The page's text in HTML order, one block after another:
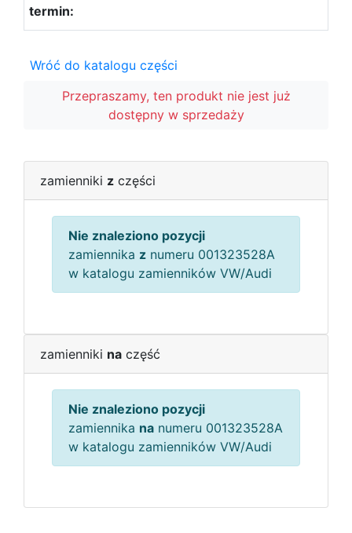
Wróć do katalogu części
Przepraszamy, ten produkt nie jest już
dostępny w sprzedaży
zamienniki z części
Nie znaleziono pozycji
zamiennika z numeru 001323528A
w katalogu zamienników VW/Audi
zamienniki na część
Nie znaleziono pozycji
zamiennika na numeru 001323528A
w katalogu zamienników VW/Audi